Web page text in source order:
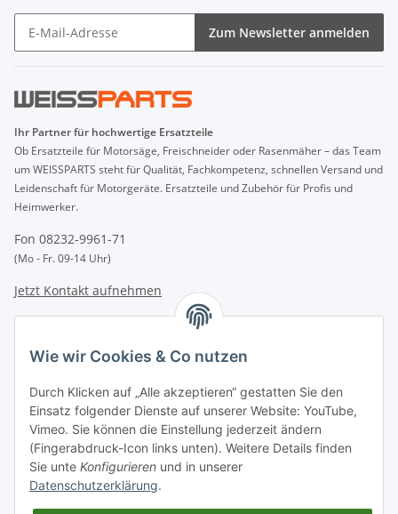
Zum Newsletter anmelden
Ihr Partner für hochwertige Ersatzteile
Ob Ersatzteile für Motorsäge, Freischneider oder Rasenmäher – das Team
um WEISSPARTS steht für Qualität, Fachkompetenz, schnellen Versand und
Leidenschaft für Motorgeräte. Ersatzteile und Zubehör für Profis und
Heimwerker.
Fon 08232-9961-71
(Mo - Fr. 09-14 Uhr)
Jetzt Kontakt aufnehmen
Zahlungsarten
BAR | ÜBERWEISUNG | PAYPAL
Versandpartner
DHL | GLS | DPD | HERMES | POST
Wie wir Cookies & Co nutzen
Durch Klicken auf „Alle akzeptieren“ gestatten Sie den
Einsatz folgender Dienste auf unserer Website: YouTube,
Vimeo. Sie können die Einstellung jederzeit ändern
(Fingerabdruck-Icon links unten). Weitere Details finden
Sie unte Konfigurieren und in unserer
Datenschutzerklärung.